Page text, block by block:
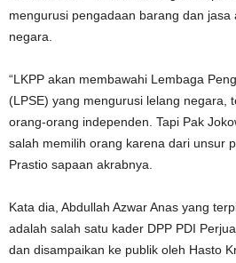
mengurusi pengadaan barang dan jasa
negara.
“LKPP akan membawahi Lembaga
(LPSE) yang mengurusi lelang negara,
orang-orang independen. Tapi Pak
salah memilih orang karena dari unsur
Prastio sapaan akrabnya.
Kata dia, Abdullah Azwar Anas yang
adalah salah satu kader DPP PDI
dan disampaikan ke publik oleh Hasto